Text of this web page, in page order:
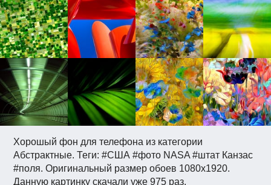
Хорошый фон для телефона из категории
Абстрактные. Теги: #США #фото NASA #штат Канзас
#поля. Оригинальный размер обоев 1080x1920.
Данную картинку скачали уже 975 раз.